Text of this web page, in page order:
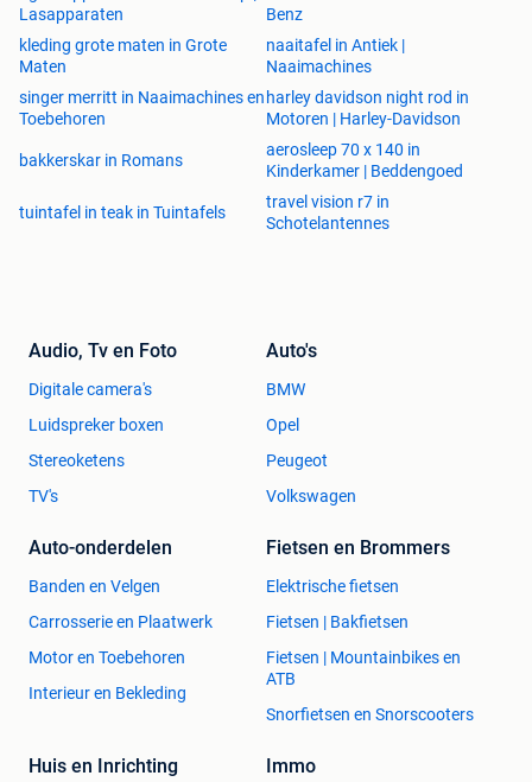
Inhoud:
• 1x Afkortzaag MS502AC
• 1x Zaagblad TCT/HW 254 x 30 x 2.8/1.6 mm 60T
• 1x Stofopvangzak
• 1x Inbussleutel (voor wisselen van zaagblad)
• 2x Tafelextensies (gemonteerd op de machine)
Met de juiste tools is alles mogelijk. VONROC maakt elke
klus mooier, eenvoudiger, leuker en betaalbaarder. Dat
komt door onze unieke aanpak. We produceren zelf,
deze manier bouwen we samen aan een betere wereld
Levering
Direct als je een bestelling hebt geplaatst ontvang je een e-
mail die je bestelling bevestigd. Je kan via de track & trace
link de voortgang van je bestelling volgen. Je bestelling
wordt doorgaans binnen 1 tot 2 werkdagen door ons
magazijn meegegeven aan de pakketdienst en de
daaropvolgende dag verstuurd naar het afleveradres.
Bepaal zelf wanneer je pakket wordt bezorgd middels de
Lasapparaten
Benz
kleding grote maten in Grote
Maten
naaitafel in Antiek |
Naaimachines
singer merritt in Naaimachines en
Toebehoren
harley davidson night rod in
Motoren | Harley-Davidson
bakkerskar in Romans
aerosleep 70 x 140 in
Kinderkamer | Beddengoed
tuintafel in teak in Tuintafels
travel vision r7 in
Schotelantennes
Audio, Tv en Foto
Digitale camera's
Luidspreker boxen
Stereoketens
TV's
Auto's
BMW
Opel
Peugeot
Volkswagen
Auto-onderdelen
Banden en Velgen
Carrosserie en Plaatwerk
Motor en Toebehoren
Interieur en Bekleding
Fietsen en Brommers
Elektrische fietsen
Fietsen | Bakfietsen
Fietsen | Mountainbikes en
ATB
Snorfietsen en Snorscooters
Huis en Inrichting Immo